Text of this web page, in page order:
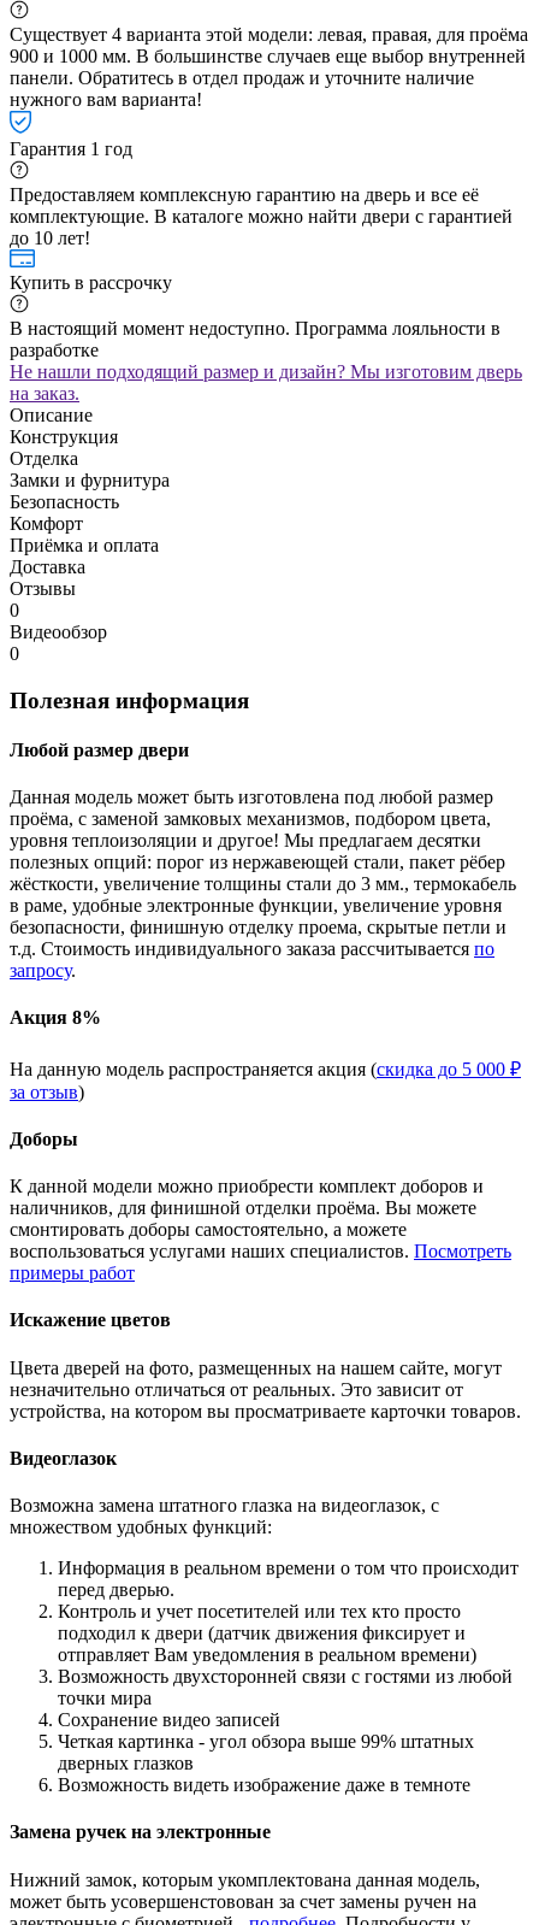
Существует 4 варианта этой модели: левая, правая, для проёма
900 и 1000 мм. В большинстве случаев еще выбор внутренней
панели. Обратитесь в отдел продаж и уточните наличие
нужного вам варианта!
Гарантия 1 год
Предоставляем комплексную гарантию на дверь и все её
комплектующие. В каталоге можно найти двери с гарантией
до 10 лет!
Купить в рассрочку
В настоящий момент недоступно. Программа лояльности в
разработке
Не нашли подходящий размер и дизайн? Мы изготовим дверь
на заказ.
Описание
Конструкция
Отделка
Замки и фурнитура
Безопасность
Комфорт
Приёмка и оплата
Доставка
Отзывы
0
Видеообзор
0
Полезная информация
Любой размер двери
Данная модель может быть изготовлена под любой размер
проёма, с заменой замковых механизмов, подбором цвета,
уровня теплоизоляции и другое! Мы предлагаем десятки
полезных опций: порог из нержавеющей стали, пакет рёбер
жёсткости, увеличение толщины стали до 3 мм., термокабель
в раме, удобные электронные функции, увеличение уровня
безопасности, финишную отделку проема, скрытые петли и
т.д. Стоимость индивидуального заказа рассчитывается по
запросу.
Акция 8%
На данную модель распространяется акция (скидка до 5 000 ₽
за отзыв)
Доборы
К данной модели можно приобрести комплект доборов и
наличников, для финишной отделки проёма. Вы можете
смонтировать доборы самостоятельно, а можете
воспользоваться услугами наших специалистов. Посмотреть
примеры работ
Искажение цветов
Цвета дверей на фото, размещенных на нашем сайте, могут
незначительно отличаться от реальных. Это зависит от
устройства, на котором вы просматриваете карточки товаров.
Видеоглазок
Возможна замена штатного глазка на видеоглазок, с
множеством удобных функций:
Информация в реальном времени о том что происходит
перед дверью.
Контроль и учет посетителей или тех кто просто
подходил к двери (датчик движения фиксирует и
отправляет Вам уведомления в реальном времени)
Возможность двухсторонней связи с гостями из любой
точки мира
Сохранение видео записей
Четкая картинка - угол обзора выше 99% штатных
дверных глазков
Возможность видеть изображение даже в темноте
Замена ручек на электронные
Нижний замок, которым укомплектована данная модель,
может быть усовершенстовован за счет замены ручен на